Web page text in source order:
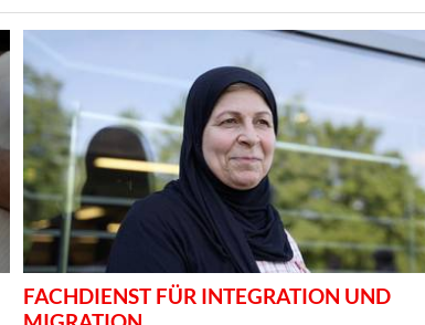
FACHDIENST FÜR INTEGRATION UND